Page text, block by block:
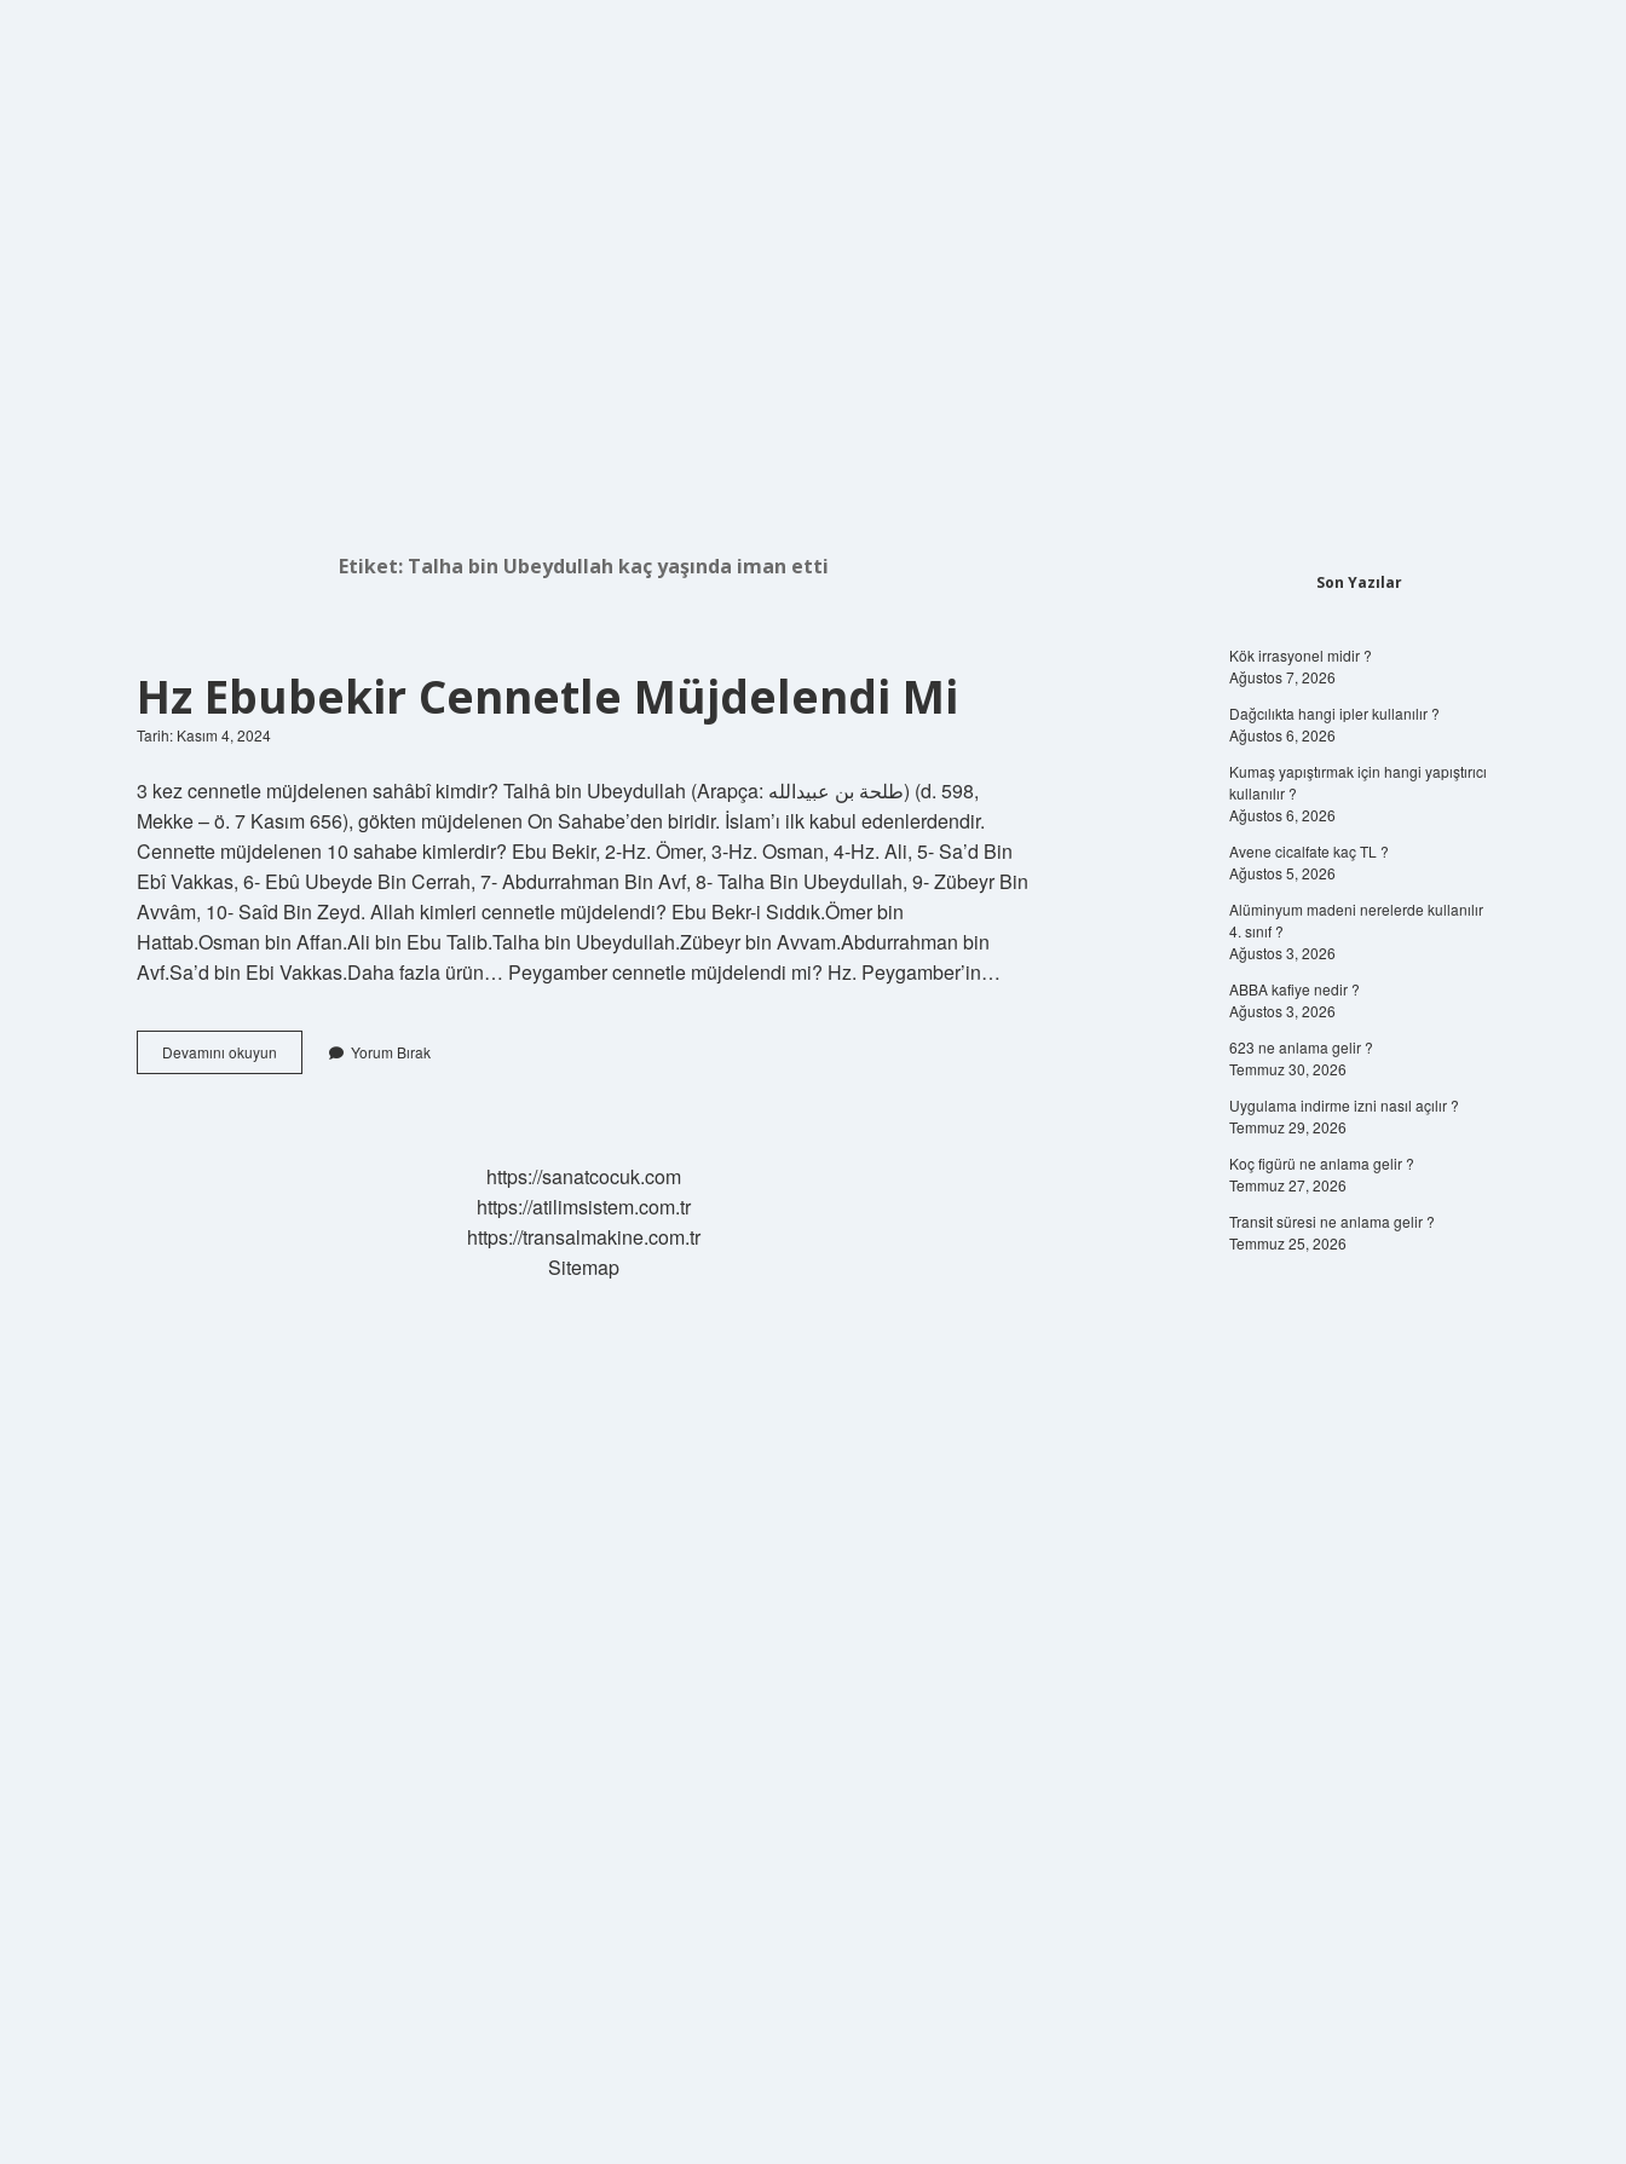
Etiket: Talha bin Ubeydullah kaç yaşında iman etti
Hz Ebubekir Cennetle Müjdelendi Mi
Tarih: Kasım 4, 2024
3 kez cennetle müjdelenen sahâbî kimdir? Talhâ bin Ubeydullah (Arapça: طلحة بن عبيدالله‎) (d. 598,
Mekke – ö. 7 Kasım 656), gökten müjdelenen On Sahabe’den biridir. İslam’ı ilk kabul edenlerdendir.
Cennette müjdelenen 10 sahabe kimlerdir? Ebu Bekir, 2-Hz. Ömer, 3-Hz. Osman, 4-Hz. Ali, 5- Sa’d Bin
Ebî Vakkas, 6- Ebû Ubeyde Bin Cerrah, 7- Abdurrahman Bin Avf, 8- Talha Bin Ubeydullah, 9- Zübeyr Bin
Avvâm, 10- Saîd Bin Zeyd. Allah kimleri cennetle müjdelendi? Ebu Bekr-i Sıddık.Ömer bin
Hattab.Osman bin Affan.Ali bin Ebu Talib.Talha bin Ubeydullah.Zübeyr bin Avvam.Abdurrahman bin
Avf.Sa’d bin Ebi Vakkas.Daha fazla ürün… Peygamber cennetle müjdelendi mi? Hz. Peygamber’in…
Devamını okuyun
Ebubekir
Yorum Bırak
https://sanatcocuk.com
https://atilimsistem.com.tr
https://transalmakine.com.tr
Sitemap
Son Yazılar
Kök irrasyonel midir ?
Ağustos 7, 2026
Dağcılıkta hangi ipler kullanılır ?
Ağustos 6, 2026
Kumaş yapıştırmak için hangi yapıştırıcı
kullanılır ?
Ağustos 6, 2026
Avene cicalfate kaç TL ?
Ağustos 5, 2026
Alüminyum madeni nerelerde kullanılır
4. sınıf ?
Ağustos 3, 2026
ABBA kafiye nedir ?
Ağustos 3, 2026
623 ne anlama gelir ?
Temmuz 30, 2026
Uygulama indirme izni nasıl açılır ?
Temmuz 29, 2026
Koç figürü ne anlama gelir ?
Temmuz 27, 2026
Transit süresi ne anlama gelir ?
Temmuz 25, 2026